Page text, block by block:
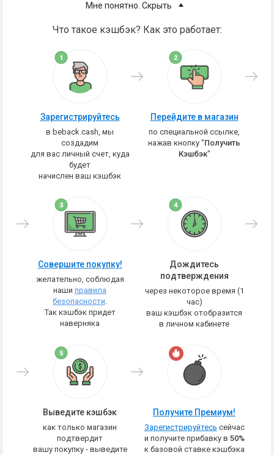
Мне понятно. Скрыть
Что такое кэшбэк? Как это работает:
Зарегистрируйтесь
в beback.cash, мы
создадим
для вас личный счет, куда
будет
начислен ваш кэшбэк
Перейдите в магазин
по специальной ссылке,
нажав кнопку "Получить
Кэшбэк"
Совершите покупку!
желательно, соблюдая
наши правила
безопасности.
Так кэшбэк придет
наверняка
Дождитесь
подтверждения
через некоторое время (1
час)
ваш кэшбэк отобразится
в личном кабинете
Выведите кэшбэк
как только магазин
подтвердит
вашу покупку - выведите
Получите Премиум!
Зарегистрируйтесь сейчас
и получите прибавку в 50%
к базовой ставке кэшбэка